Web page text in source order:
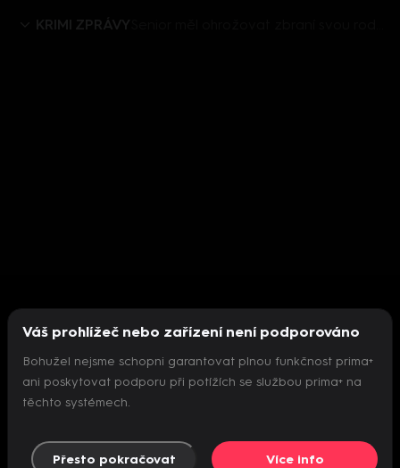
KRIMI ZPRÁVY
Nepodařilo se inicializovat přehrávač
Váš prohlížeč nebo zařízení není podporováno
Bohužel nejsme schopni garantovat plnou funkčnost prima+
ani poskytovat podporu při potížích se službou prima+ na
těchto systémech.
Přesto pokračovat Více info